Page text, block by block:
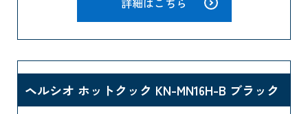
ヘルシオ ホットクック KN-MN16H-B ブラック